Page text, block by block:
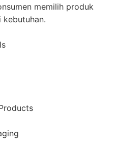
memilih produk